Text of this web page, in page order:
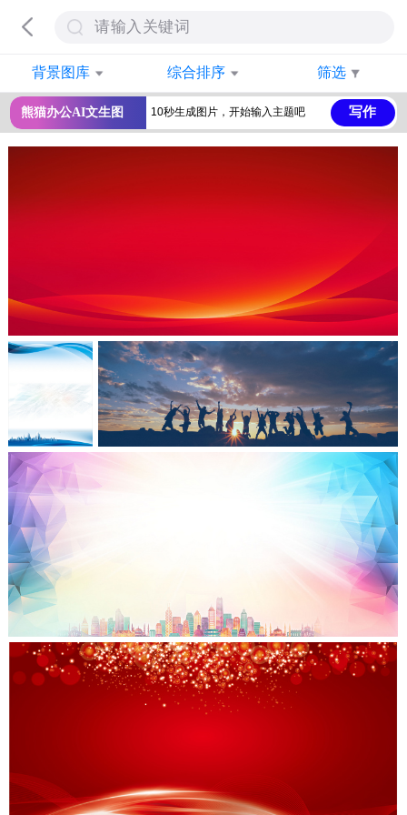
背景图库 综合排序 筛选
熊猫办公AI文生图 写作